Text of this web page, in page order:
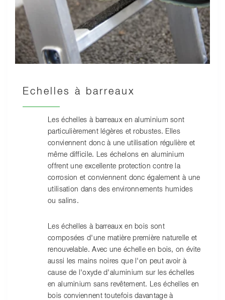
Echelles à barreaux
Les échelles à barreaux en aluminium sont
particulièrement légères et robustes. Elles
conviennent donc à une utilisation régulière et
même difficile. Les échelons en aluminium
offrent une excellente protection contre la
corrosion et conviennent donc également à une
utilisation dans des environnements humides
ou salins.
Les échelles à barreaux en bois sont
composées d'une matière première naturelle et
renouvelable. Avec une échelle en bois, on évite
aussi les mains noires que l'on peut avoir à
cause de l'oxyde d'aluminium sur les échelles
en aluminium sans revêtement. Les échelles en
bois conviennent toutefois davantage à